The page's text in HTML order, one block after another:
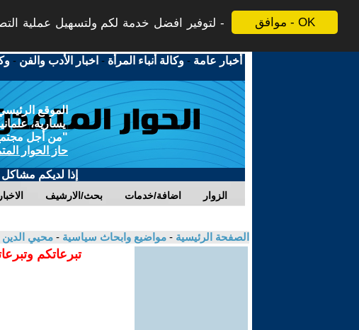
موافق - OK
لتوفير افضل خدمة لكم ولتسهيل عملية
أخبار عامة -وكالة أنباء المرأة - اخبار الأدب والفن -
الموقع
يسارية،
"من أجل
حاز الحوار
إذا لديكم
الاخبار بحث/الارشيف اضافة/خدمات الزوار
الصفحة الرئيسية - مواضيع وابحاث سياسية - محيي
تبرعاتكم